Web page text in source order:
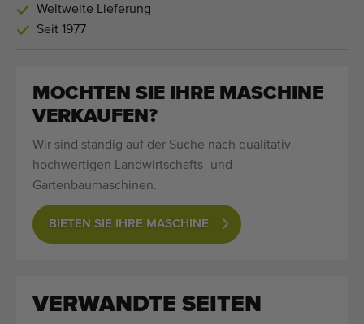
Weltweite Lieferung
Seit 1977
MOCHTEN SIE IHRE MASCHINE
VERKAUFEN?
Wir sind ständig auf der Suche nach qualitativ
hochwertigen Landwirtschafts- und
Gartenbaumaschinen.
BIETEN SIE IHRE MASCHINE
VERWANDTE SEITEN